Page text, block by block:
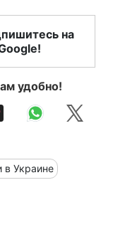
на
удобно!
в Украине